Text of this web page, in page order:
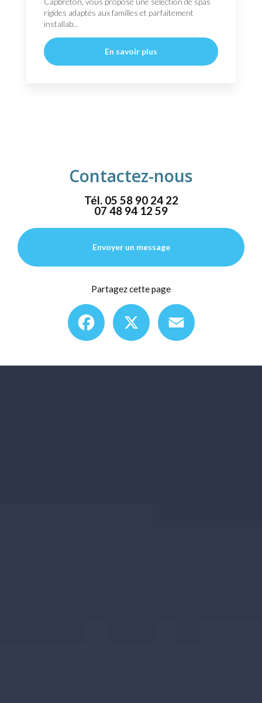
rigides adaptés aux familles et parfaitement
installab...
En savoir plus
Contactez-nous
Tél. 05 58 90 24 22
07 48 94 12 59
Envoyer un message
Partagez cette page
Facebook